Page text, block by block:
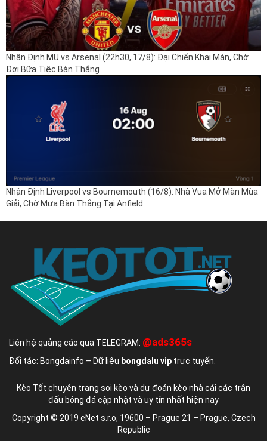
Nhận Định MU vs Arsenal (22h30, 17/8): Đại Chiến Khai Màn, Chờ
Đợi Bữa Tiệc Bàn Thắng
Nhận Định Liverpool vs Bournemouth (16/8): Nhà Vua Mở Màn Mùa
Giải, Chờ Mưa Bàn Thắng Tại Anfield
Liên hệ quảng cáo qua TELEGRAM: @ads365s
Đối tác: Bongdainfo – Dữ liệu bongdalu vip trực tuyến.
Kèo Tốt chuyên trang soi kèo và dự đoán kèo nhà cái các trận
đấu bóng đá cập nhật và uy tín nhất hiện nay
Copyright © 2019 eNet s.r.o, 19600 – Prague 21 – Prague, Czech
Republic